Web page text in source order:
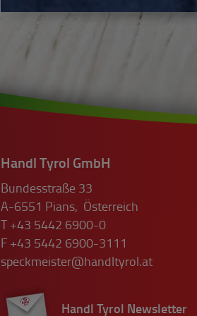
Handl Tyrol GmbH
Bundesstraße 33
A-6551 Pians, Österreich
T +43 5442 6900-0
F +43 5442 6900-3111
speckmeister@handltyrol.at
Handl Tyrol Newsletter